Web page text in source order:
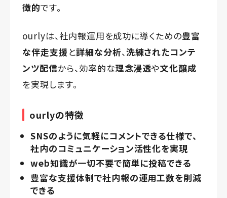
徴的です。
ourlyは、社内報運用を成功に導くための豊富
な伴走支援 と詳細な分析、洗練されたコンテ
ンツ配信から、効率的な理念浸透や文化醸成
を実現します。
ourlyの特徴
SNSのように気軽にコメントできる仕様で、
社内のコミュニケーション活性化を実現
web知識が一切不要で簡単に投稿できる
豊富な支援体制で社内報の運用工数を削減
できる